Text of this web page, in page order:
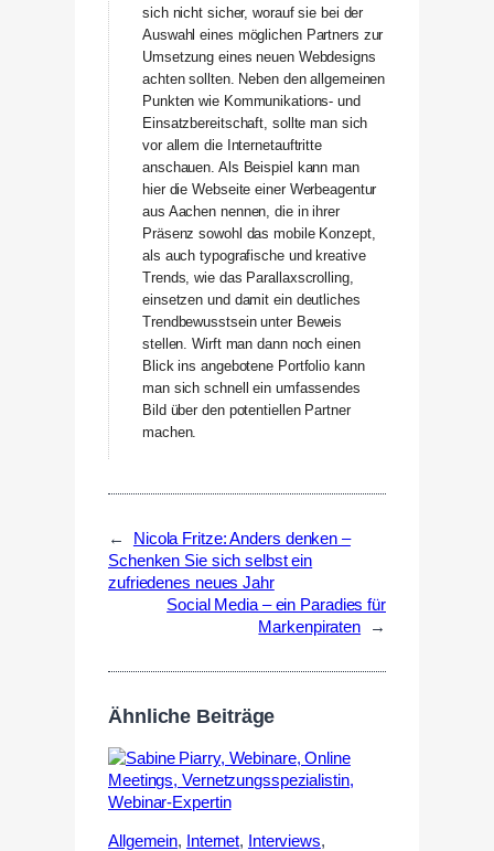
sich nicht sicher, worauf sie bei der
Auswahl eines möglichen Partners zur
Umsetzung eines neuen Webdesigns
achten sollten. Neben den allgemeinen
Punkten wie Kommunikations- und
Einsatzbereitschaft, sollte man sich
vor allem die Internetauftritte
anschauen. Als Beispiel kann man
hier die Webseite einer Werbeagentur
aus Aachen nennen, die in ihrer
Präsenz sowohl das mobile Konzept,
als auch typografische und kreative
Trends, wie das Parallaxscrolling,
einsetzen und damit ein deutliches
Trendbewusstsein unter Beweis
stellen. Wirft man dann noch einen
Blick ins angebotene Portfolio kann
man sich schnell ein umfassendes
Bild über den potentiellen Partner
machen.
←
Nicola Fritze: Anders denken –
Schenken Sie sich selbst ein
zufriedenes neues Jahr
Social Media – ein Paradies für
Markenpiraten
→
Ähnliche Beiträge
Allgemein, Internet, Interviews,